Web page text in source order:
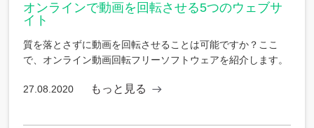
オンラインで動画を回転させる5つのウェブサ
イト
質を落とさずに動画を回転させることは可能ですか？ここ
で、オンライン動画回転フリーソフトウェアを紹介します。
27.08.2020 もっと見る